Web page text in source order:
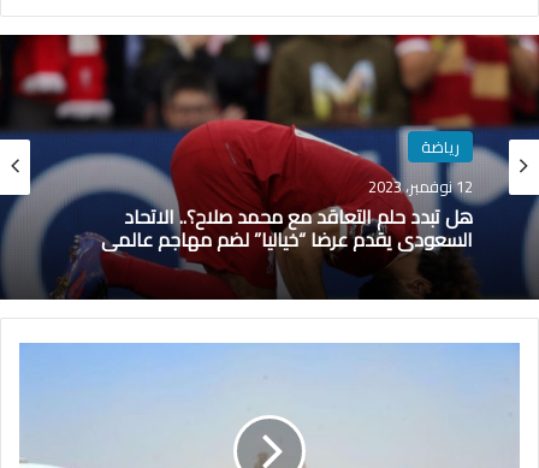
رياضة
12 نوفمبر، 2023
هل تبدد حلم التعاقد مع محمد صلاح؟.. الاتحاد
السعودي يقدم عرضا “خياليا” لضم مهاجم عالمي